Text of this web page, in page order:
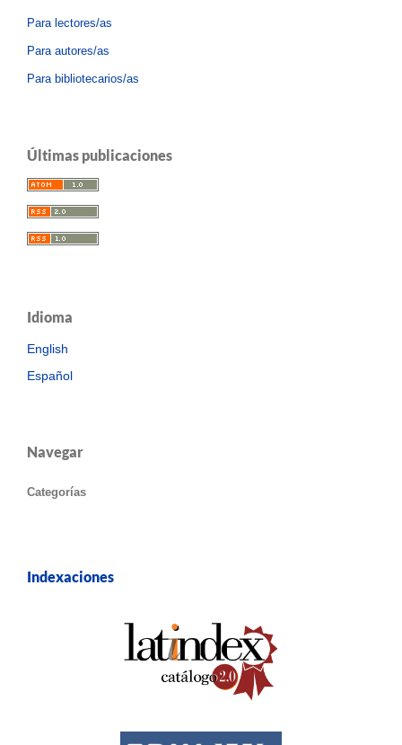
Para lectores/as
Para autores/as
Para bibliotecarios/as
Últimas publicaciones
Idioma
English
Español
Navegar
Categorías
Indexaciones